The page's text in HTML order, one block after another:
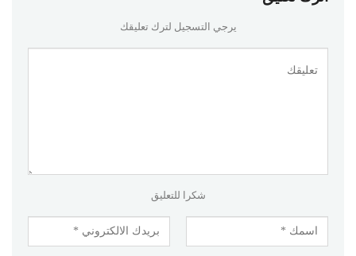
يرجي التسجيل لترك تعليقك
شكرا للتعليق